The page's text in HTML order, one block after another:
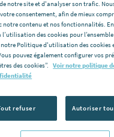
VANNES
PB TUB
notre site et d'analyser son trafic.
consentement, afin de mieux
notre contenu et nos fonctionnalités.
l’utilisation des cookies pour
Politique d'utilisation des cookies
pouvez également configurer vos
des cookies”.
Voir notre politique
refuser Autoriser